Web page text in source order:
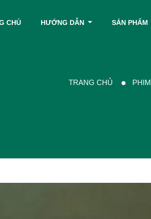
CHỦ HƯỚNG DẪN SẢN PHẨM
TRANG CHỦ PHIM